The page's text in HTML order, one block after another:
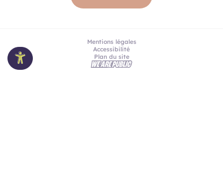
Mentions légales
Accessibilité
Plan du site